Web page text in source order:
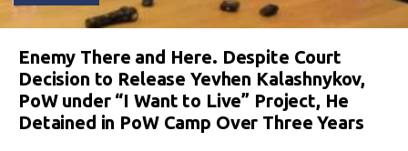
Enemy There and Here. Despite Court
Decision to Release Yevhen Kalashnykov,
PoW under “I Want to Live” Project, He
Detained in PoW Camp Over Three Years